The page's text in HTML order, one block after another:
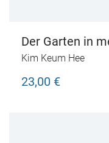
Der Garten in
Kim Keum Hee
23,00 €